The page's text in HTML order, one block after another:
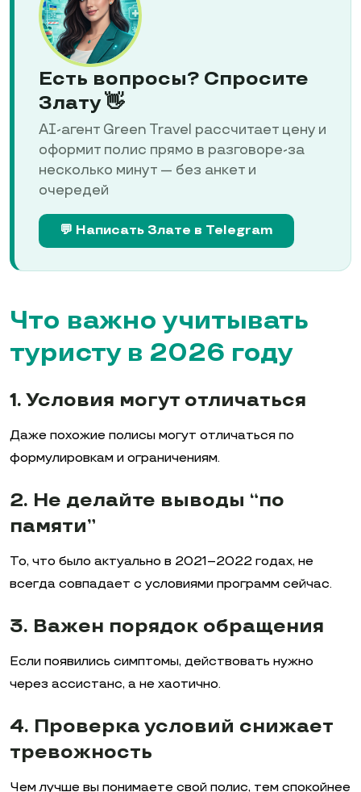
Есть вопросы? Спросите
Злату 👋
AI-агент Green Travel рассчитает цену и
оформит полис прямо в разговоре-за
несколько минут — без анкет и
очередей
💬 Написать Злате в Telegram
Что важно учитывать
туристу в 2026 году
1. Условия могут отличаться
Даже похожие полисы могут отличаться по
формулировкам и ограничениям.
2. Не делайте выводы “по
памяти”
То, что было актуально в 2021–2022 годах, не
всегда совпадает с условиями программ сейчас.
3. Важен порядок обращения
Если появились симптомы, действовать нужно
через ассистанс, а не хаотично.
4. Проверка условий снижает
тревожность
Чем лучше вы понимаете свой полис, тем спокойнее